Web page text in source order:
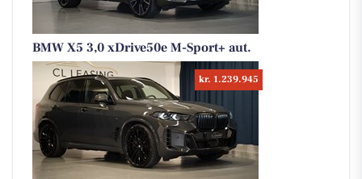
BMW X5 3,0 xDrive50e M-Sport+ aut.
kr. 1.239.945